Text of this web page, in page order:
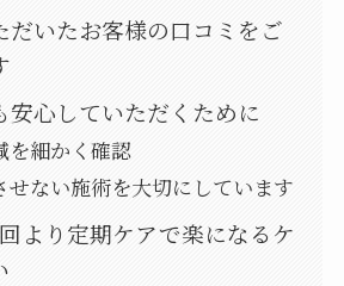
だいたお客様の口コミをご
安心していただくために
を細かく確認
せない施術を大切にしています
より定期ケアで楽になるケ